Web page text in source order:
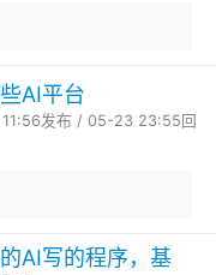
AI平台
发布 / 05-23 23:55回
AI写的程序，基